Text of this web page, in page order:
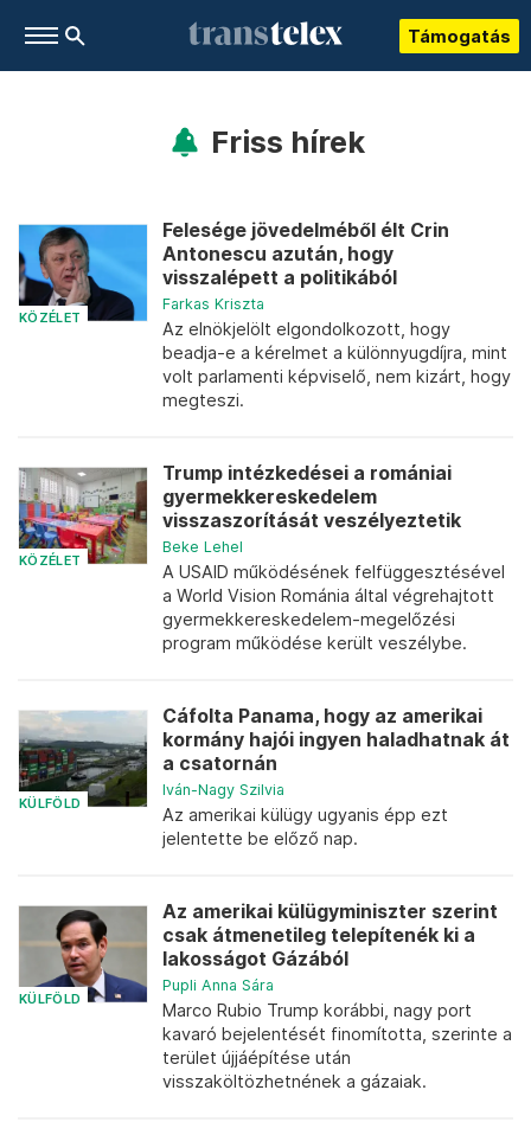
Támogatás
Friss hírek
KÖZÉLET
Felesége jövedelméből élt Crin
Antonescu azután, hogy
visszalépett a politikából
Farkas Kriszta
Az elnökjelölt elgondolkozott, hogy
beadja-e a kérelmet a különnyugdíjra, mint
volt parlamenti képviselő, nem kizárt, hogy
megteszi.
KÖZÉLET
Trump intézkedései a romániai
gyermekkereskedelem
visszaszorítását veszélyeztetik
Beke Lehel
A USAID működésének felfüggesztésével
a World Vision Románia által végrehajtott
gyermekkereskedelem-megelőzési
program működése került veszélybe.
KÜLFÖLD
Cáfolta Panama, hogy az amerikai
kormány hajói ingyen haladhatnak át
a csatornán
Iván-Nagy Szilvia
Az amerikai külügy ugyanis épp ezt
jelentette be előző nap.
KÜLFÖLD
Az amerikai külügyminiszter szerint
csak átmenetileg telepítenék ki a
lakosságot Gázából
Pupli Anna Sára
Marco Rubio Trump korábbi, nagy port
kavaró bejelentését finomította, szerinte a
terület újjáépítése után
visszaköltözhetnének a gázaiak.